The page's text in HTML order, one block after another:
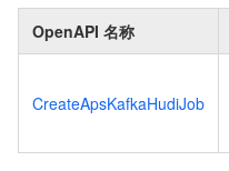
OpenAPI 名称
CreateApsKafkaHudiJob